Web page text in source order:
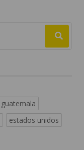
guatemala
estados unidos